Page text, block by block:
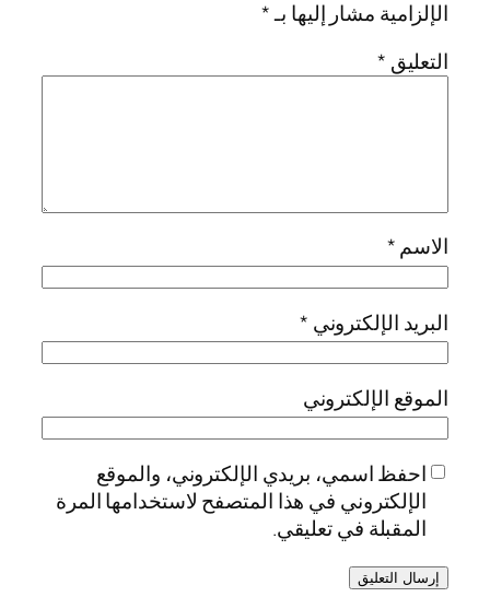
الإلزامية مشار إليها بـ*
التعليق *
الاسم*
البريد الإلكتروني *
الموقع الإلكتروني
احفظ اسمي، بريدي الإلكتروني، والموقع
الإلكتروني في هذا المتصفح لاستخدامها المرة
المقبلة في تعليقي.